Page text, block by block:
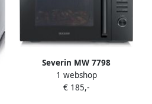
Severin MW 7798
Combimagnetron
Heteluchtoven Grill 29 liter
1 webshop
€ 185,-